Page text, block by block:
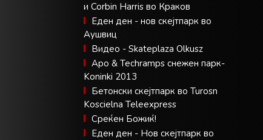
и Corbin Harris во Краков
Еден ден - нов скејтпарк во
Аушвиц
Видео - Skateplaza Olkusz
Apo & Techramps снежен парк-
Koninki 2013
Бетонски скејтпарк во Turosn
Koscielna Teleexpress
Среќен Божиќ!
Еден ден - Нов скејтпарк во